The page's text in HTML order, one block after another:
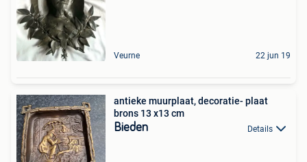
Veurne 22 jun 19
antieke muurplaat, decoratie- plaat
brons 13 x13 cm
Bieden Details